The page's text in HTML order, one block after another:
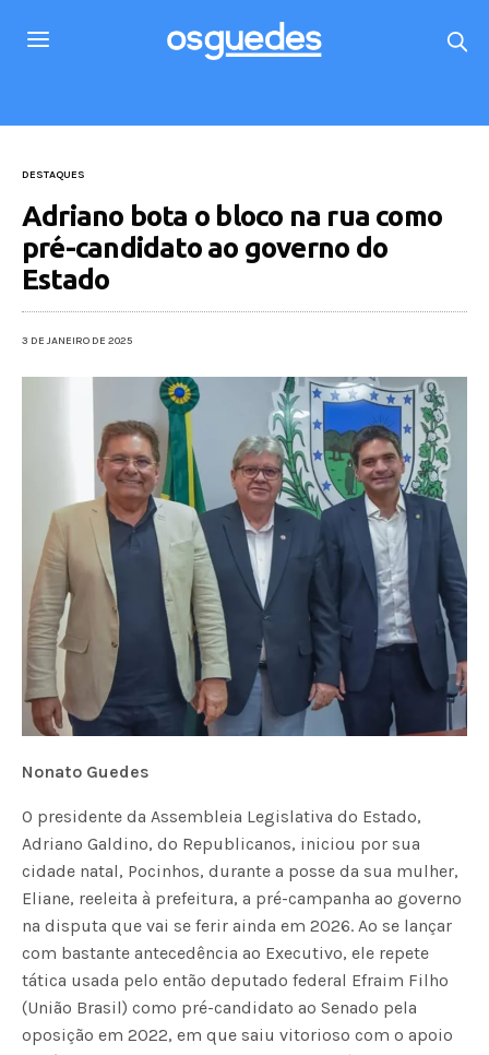
DESTAQUES
Adriano bota o bloco na rua como
pré-candidato ao governo do
Estado
3 DE JANEIRO DE 2025
Nonato Guedes
O presidente da Assembleia Legislativa do Estado,
Adriano Galdino, do Republicanos, iniciou por sua
cidade natal, Pocinhos, durante a posse da sua mulher,
Eliane, reeleita à prefeitura, a pré-campanha ao governo
na disputa que vai se ferir ainda em 2026. Ao se lançar
com bastante antecedência ao Executivo, ele repete
tática usada pelo então deputado federal Efraim Filho
(União Brasil) como pré-candidato ao Senado pela
oposição em 2022, em que saiu vitorioso com o apoio